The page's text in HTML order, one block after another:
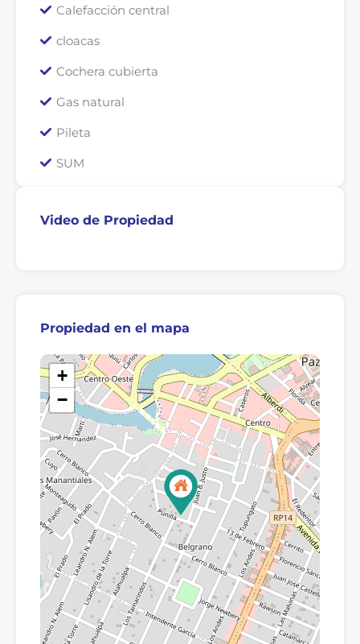
Calefacción central
cloacas
Cochera cubierta
Gas natural
Pileta
SUM
Video de Propiedad
Video
Propiedad en el mapa
+
−